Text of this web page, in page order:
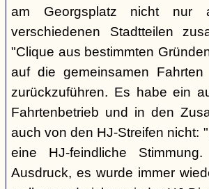
am Georgsplatz nicht nur
verschiedenen Stadtteilen
"Clique aus bestimmten
auf die gemeinsamen
zurückzuführen. Es habe ein
Fahrtenbetrieb und in den
auch von den HJ-Streifen nicht:
eine HJ-feindliche
Ausdruck, es wurde immer